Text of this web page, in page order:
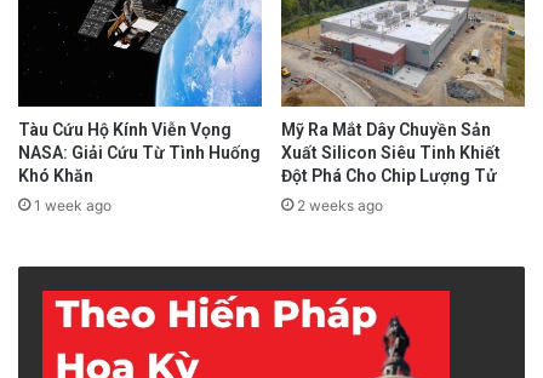
Tàu Cứu Hộ Kính Viễn Vọng
NASA: Giải Cứu Từ Tình Huống
Khó Khăn
1 week ago
Mỹ Ra Mắt Dây Chuyền Sản
Xuất Silicon Siêu Tinh Khiết
Đột Phá Cho Chip Lượng Tử
2 weeks ago